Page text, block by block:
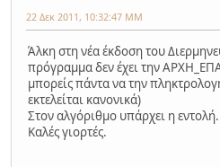
22 Δεκ 2011, 10:32:47 ΜΜ
Άλκη στη νέα έκδοση του
πρόγραμμα δεν έχει την
μπορείς πάντα να την
εκτελείται κανονικά)
Στον αλγόριθμο υπάρχει η εντολή.
Καλές γιορτές.